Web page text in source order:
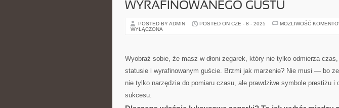
WYRAFINOWANEGO GUSTU
POSTED BY ADMIN POSTED ON CZE - 8 - 2025 MOŻLIWOŚĆ
WYŁĄCZONA
Wyobraź sobie, że masz w dłoni zegarek, który nie tylko odmierza
statusie i wyrafinowanym guście. Brzmi jak marzenie? Nie musi — bo
nie tylko narzędzia do pomiaru czasu, ale prawdziwe symbole prestiżu i
sukcesu.